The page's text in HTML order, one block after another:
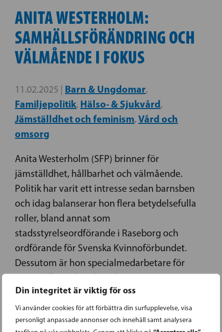
Din integritet är viktig för oss
Vi använder cookies för att förbättra din surfupplevelse, visa
personligt anpassade annonser och innehåll samt analysera
ANITA WESTERHOLM:
SAMHÄLLSFÖRÄNDRING OCH
VÄLMÅENDE I FOKUS
11.02.2025 | Barn & Ungdomar,
Familjepolitik, Hälso- & Sjukvård,
Jämställdhet och feminism, Vård och
omsorg
Anita Westerholm (SFP) brinner för
jämställdhet, hållbarhet och välmående.
Politik har varit ett intresse sedan barnsben
och idag balanserar hon flera betydelsefulla
roller, bland annat som
stadsstyrelseordförande i Raseborg och
ordförande för Svenska Kvinnoförbundet.
Dessutom är hon specialmedarbetare för
partiordförande och undervisningsminister
Anders Adlercreutz. Westerholm är också en
viktig röst inom social- och hälsovårds-
politiken, det som beslutsfattare i Västra